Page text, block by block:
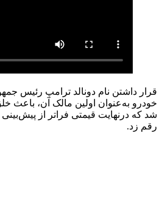
قرار داشتن نام دونالد ترامپ رئیس
خودرو به‌عنوان اولین مالک آن، باعث
شد که درنهایت قیمتی فراتر از
رقم زد.